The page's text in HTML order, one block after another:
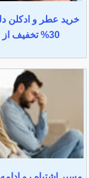
خرید عطر و ادکلن
30% تخفیف از روژا